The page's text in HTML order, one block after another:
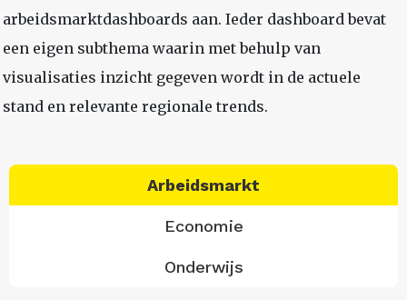
arbeidsmarktdashboards aan. Ieder dashboard bevat
een eigen subthema waarin met behulp van
visualisaties inzicht gegeven wordt in de actuele
stand en relevante regionale trends.
Arbeidsmarkt
Economie
Onderwijs